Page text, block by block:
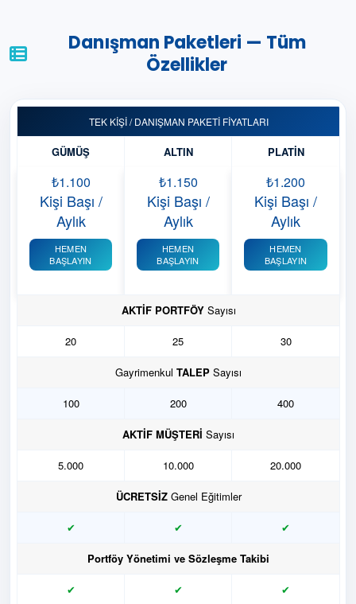
Danışman Paketleri — Tüm
Özellikler
TEK KIŞI / DANIŞMAN PAKETI FIYATLARI
GÜMÜŞ ALTIN PLATIN
₺1.100
Kişi Başı /
Aylık
HEMEN
BAŞLAYIN
₺1.150
Kişi Başı /
Aylık
HEMEN
BAŞLAYIN
₺1.200
Kişi Başı /
Aylık
HEMEN
BAŞLAYIN
AKTİF PORTFÖYSayısı
20 25 30
Gayrimenkul TALEP Sayısı
100 200 400
AKTİF MÜŞTERİ Sayısı
5.000 10.000 20.000
ÜCRETSİZGenel Eğitimler
✔ ✔ ✔
Portföy Yönetimi ve Sözleşme Takibi
✔ ✔ ✔